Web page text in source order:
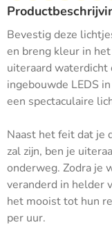
Bevestig deze
en breng kleur in
uiteraard waterdicht
ingebouwde LEDS
een spectaculaire
Naast het feit dat je
zal zijn, ben je
onderweg. Zodra je
veranderd in helder
het mooist tot hun
per uur.